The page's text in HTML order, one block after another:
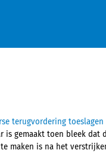
terugvordering toeslagen
is gemaakt toen bleek
maken is na het